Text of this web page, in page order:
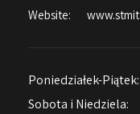
Website:
Poniedziałek-Piątek:
Sobota i Niedziela: